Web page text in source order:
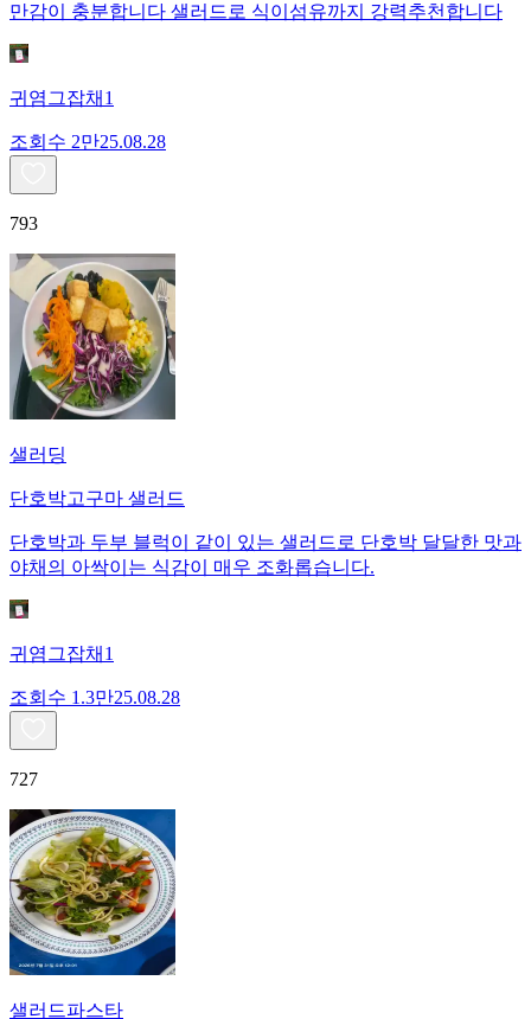
만감이 충분합니다 샐러드로 식이섬유까지 강력추천합니다
귀염그잡채1
조회수 2만25.08.28
793
샐러딩
단호박고구마 샐러드
단호박과 두부 블럭이 같이 있는 샐러드로 단호박 달달한 맛과
야채의 아싹이는 식감이 매우 조화롭습니다.
귀염그잡채1
조회수 1.3만25.08.28
727
샐러드파스타